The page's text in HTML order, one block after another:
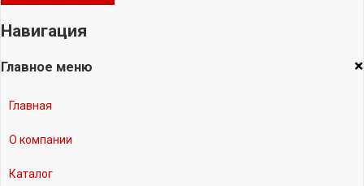
Навигация
×
Главное меню
Главная
О компании
Каталог